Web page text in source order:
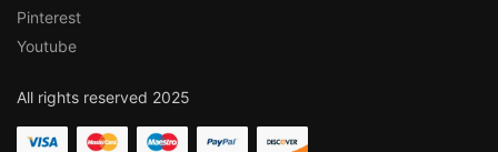
Pinterest
Youtube
All rights reserved 2025